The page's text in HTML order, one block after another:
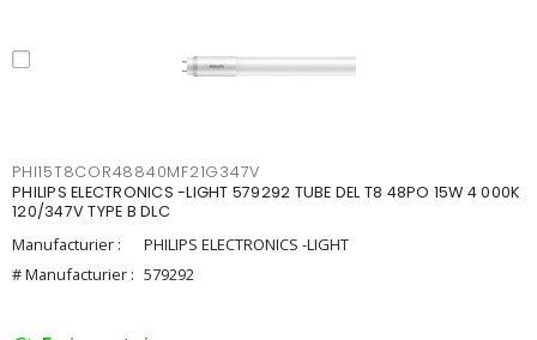
PHI15T8COR48840MF21G347V
PHILIPS ELECTRONICS -LIGHT 579292 TUBE DEL T8 48PO 15W 4 000K
120/347V TYPE B DLC
Manufacturier :
PHILIPS ELECTRONICS -LIGHT
# Manufacturier : 579292